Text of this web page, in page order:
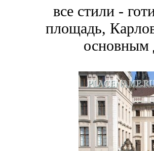
все стили -
площадь,
основным